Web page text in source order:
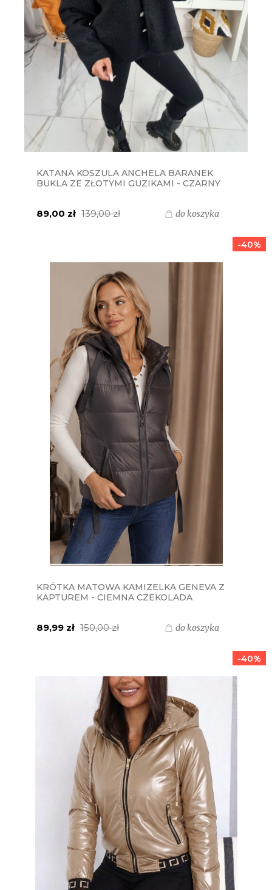
KATANA KOSZULA ANCHELA BARANEK
BUKLA ZE ZŁOTYMI GUZIKAMI - CZARNY
89,00 zł 139,00 zł do koszyka
KRÓTKA MATOWA KAMIZELKA GENEVA Z
KAPTUREM - CIEMNA CZEKOLADA
89,99 zł 150,00 zł do koszyka
-40%
-40%